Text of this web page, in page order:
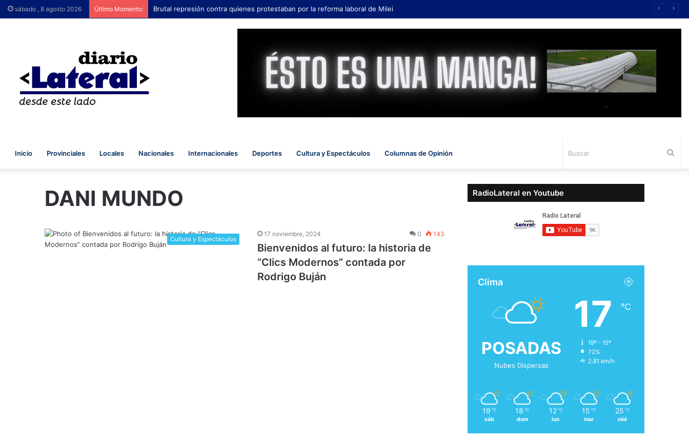
sábado , 8 agosto 2026 Último Momento: Brutal represión contra quienes protestaban por la reforma laboral de Milei
Inicio Provinciales Locales Nacionales Internacionales Deportes Cultura y Espectáculos Columnas de Opinión
DANI MUNDO
Cultura y Espectáculos
17 noviembre, 2024 0 143
Bienvenidos al futuro: la historia de
“Clics Modernos” contada por
Rodrigo Buján
RadioLateral en Youtube
Clima
POSADAS
Nubes Dispersas
17 ℃
19º - 15º
72%
2.81 km/h
19 ℃
sáb
18 ℃
dom
12 ℃
lun
15 ℃
mar
25 ℃
mié